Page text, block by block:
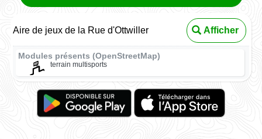
Aire de jeux de la Rue d'Ottwiller Afficher
Modules présents (OpenStreetMap)
terrain multisports